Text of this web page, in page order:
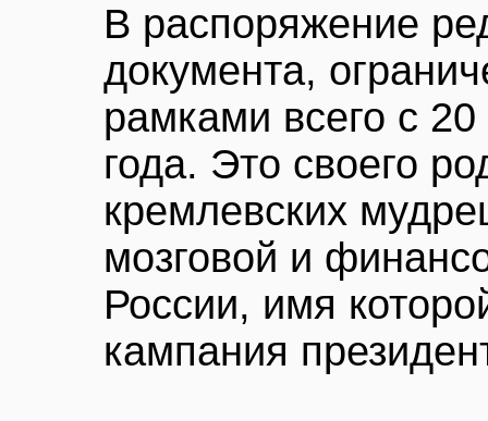
В распоряжение
документа,
рамками всего с
года. Это своего
кремлевских
мозговой и
России, имя
кампания